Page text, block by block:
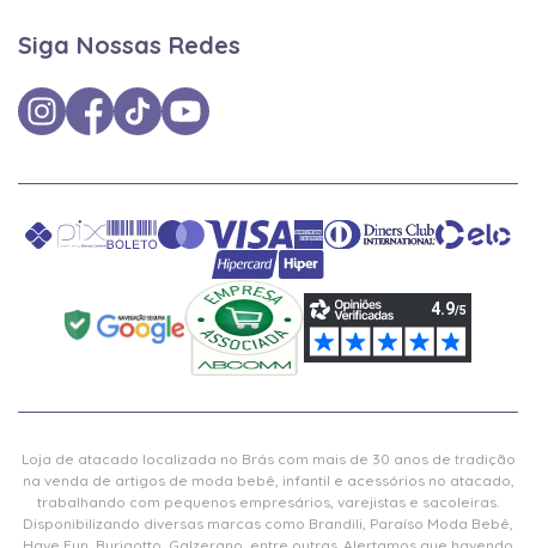
Siga Nossas Redes
Loja de atacado localizada no Brás com mais de 30 anos de tradição
na venda de artigos de moda bebê, infantil e acessórios no atacado,
trabalhando com pequenos empresários, varejistas e sacoleiras.
Disponibilizando diversas marcas como Brandili, Paraíso Moda Bebê,